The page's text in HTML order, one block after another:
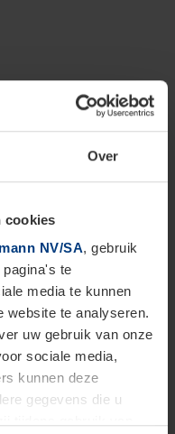
Over
cookies
NV/SA, gebruik
te
media te kunnen
website te analyseren.
uw gebruik van onze
sociale media,
kunnen deze
gegevens die u